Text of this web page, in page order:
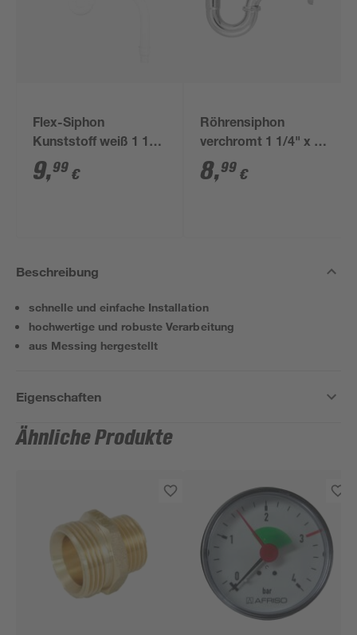
Flex-Siphon
Kunststoff weiß 1 1/2'
x 40/50 mm
9,99 €
Röhrensiphon
verchromt 1 1/4" x 32
mm
8,99 €
Beschreibung
schnelle und einfache Installation
hochwertige und robuste Verarbeitung
aus Messing hergestellt
Eigenschaften
Ähnliche Produkte